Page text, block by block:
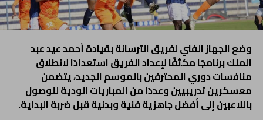
وضع الجهاز الفني لفريق الترسانة بقيادة أحمد عيد عبد
الملك برنامجًا مكثفًا لإعداد الفريق استعدادًا لانطلاق
منافسات دوري المحترفين بالموسم الجديد، يتضمن
معسكرين تدريبيين وعددًا من المباريات الودية للوصول
باللاعبين إلى أفضل جاهزية فنية وبدنية قبل ضربة البداية.